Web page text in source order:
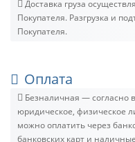
Доставка груза
Покупателя. Разгрузка и
Покупателя.
Оплата
Безналичная — согласно
юридическое, физическое
можно оплатить через
банковских карт и